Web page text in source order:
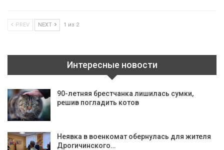
PREV NEXT 1 из 2
Интересные новости
90-летняя брестчанка лишилась сумки,
решив погладить котов
Неявка в военкомат обернулась для жителя
Дрогичинского…